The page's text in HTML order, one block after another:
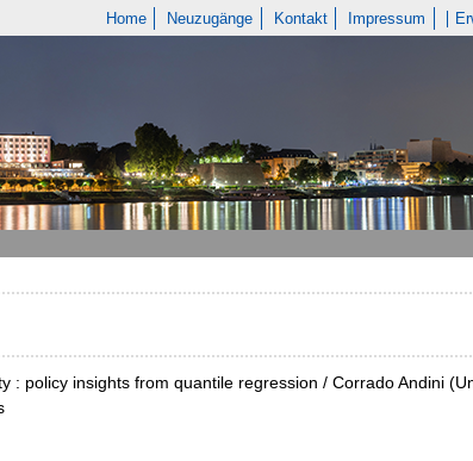
Home Neuzugänge Kontakt Impressum
: policy insights from quantile regression / Corrado Andini